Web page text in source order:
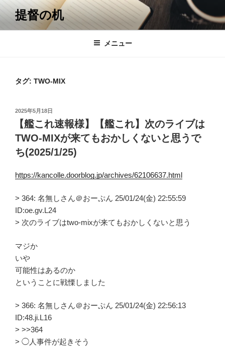
コ
テ
提督の机
メニュー
タグ: TWO-MIX
投
日:
2025年5月18日
【艦これ速報様】【艦これ】次のライブは
TWO-MIXが来てもおかしくないと思うで
ち(2025/1/25)
https://kancolle.doorblog.jp/archives/62106637.html
> 364: 名無しさん＠おーぷん 25/01/24(金) 22:55:59
ID:oe.gv.L24
> 次のライブはtwo-mixが来てもおかしくないと思う
マジか
いや
可能性はあるのか
ということに戦慄しました
> 366: 名無しさん＠おーぷん 25/01/24(金) 22:56:13
ID:48.ji.L16
> >>364
> ◯人事件が起きそう